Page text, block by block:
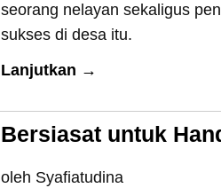
seorang nelayan sekaligus
sukses di desa itu.
Lanjutkan →
Bersiasat untuk
oleh Syafiatudina